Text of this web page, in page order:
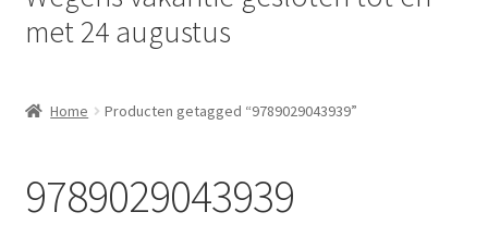
Afrekenen
Verzendkosten & Ophalen boeken
met 24 augustus
Home Producten getagged “9789029043939”
9789029043939